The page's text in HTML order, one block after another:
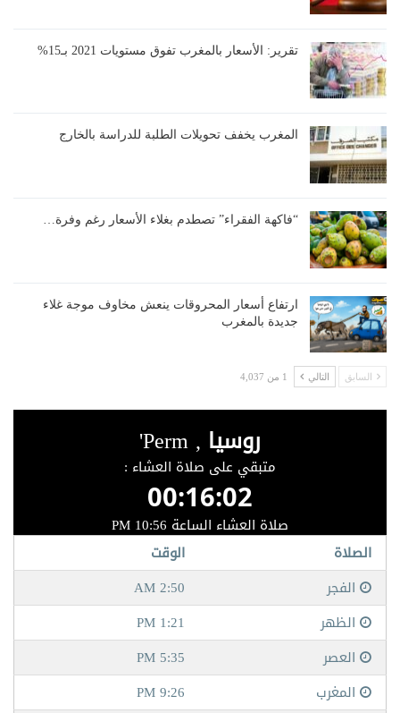
تقرير: الأسعار بالمغرب تفوق مستويات 2021 بـ15%
المغرب يخفف تحويلات الطلبة للدراسة بالخارج
“فاكهة الفقراء” تصطدم بغلاء الأسعار رغم وفرة…
ارتفاع أسعار المحروقات ينعش مخاوف موجة غلاء
جديدة بالمغرب
السابق التالي 1 من 4,037